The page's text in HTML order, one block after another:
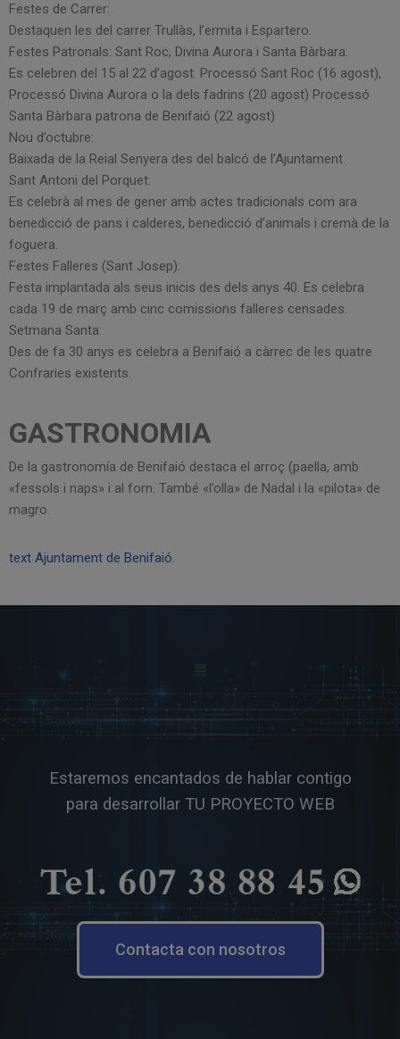
Festes de Carrer:
Destaquen les del carrer Trullàs, l’ermita i Espartero.
Festes Patronals: Sant Roc, Divina Aurora i Santa Bàrbara:
Es celebren del 15 al 22 d’agost. Processó Sant Roc (16 agost),
Processó Divina Aurora o la dels fadrins (20 agost) Processó
Santa Bàrbara patrona de Benifaió (22 agost)
Nou d’octubre:
Baixada de la Reial Senyera des del balcó de l’Ajuntament.
Sant Antoni del Porquet:
Es celebrà al mes de gener amb actes tradicionals com ara
benedicció de pans i calderes, benedicció d’animals i cremà de la
foguera.
Festes Falleres (Sant Josep):
Festa implantada als seus inicis des dels anys 40. Es celebra
cada 19 de març amb cinc comissions falleres censades.
Setmana Santa:
Des de fa 30 anys es celebra a Benifaió a càrrec de les quatre
Confraries existents.
GASTRONOMIA
De la gastronomía de Benifaió destaca el arroç (paella, amb
«fessols i naps» i al forn. També «l’olla» de Nadal i la «pilota» de
magro.
text Ajuntament de Benifaió.
Estaremos encantados de hablar contigo
para desarrollar TU PROYECTO WEB
Contacta con nosotros